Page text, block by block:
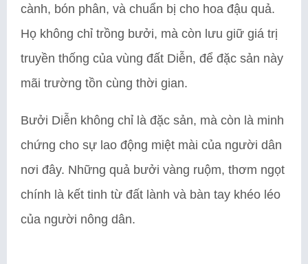
cành, bón phân, và chuẩn bị cho hoa đậu quả.
Họ không chỉ trồng bưởi, mà còn lưu giữ giá trị
truyền thống của vùng đất Diễn, để đặc sản này
mãi trường tồn cùng thời gian.
Bưởi Diễn không chỉ là đặc sản, mà còn là minh
chứng cho sự lao động miệt mài của người dân
nơi đây. Những quả bưởi vàng ruộm, thơm ngọt
chính là kết tinh từ đất lành và bàn tay khéo léo
của người nông dân.